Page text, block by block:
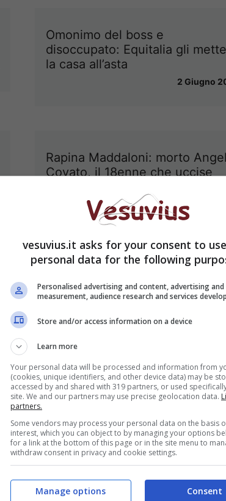
Omonimo del boss e
disoccupato: Equitalia gli mette
la casa all’asta
2 Giugno
Rapina Maddaloni: morto
Covato, il 18enne che uccise
7 Maggio
Napoli, è boom per le richieste
annullamento dei matrimoni
Berlusconi teste ad Avellino:
“Relazione con la moglie di un
giornalista Rai”
12 Febbraio
vesuvius.it asks for your consent to
personal data for the following
Personalised advertising and content, advertising
measurement, audience research and services
Store and/or access information on a device
Learn more
Your personal data will be processed and information from
(cookies, unique identifiers, and other device data) may be
accessed by and shared with 319 partners, or used
site. We and our partners may use precise geolocation data.
partners.
Some vendors may process your personal data on the basis
interest, which you can object to by managing your options
for a link at the bottom of this page or in the site menu to
withdraw consent in privacy and cookie settings.
Consent
Manage options